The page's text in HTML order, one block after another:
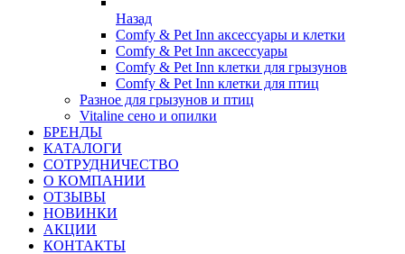
Назад
Comfy & Pet Inn аксессуары и клетки
Comfy & Pet Inn аксессуары
Comfy & Pet Inn клетки для грызунов
Comfy & Pet Inn клетки для птиц
Разное для грызунов и птиц
Vitaline сено и опилки
БРЕНДЫ
КАТАЛОГИ
СОТРУДНИЧЕСТВО
О КОМПАНИИ
ОТЗЫВЫ
НОВИНКИ
АКЦИИ
КОНТАКТЫ